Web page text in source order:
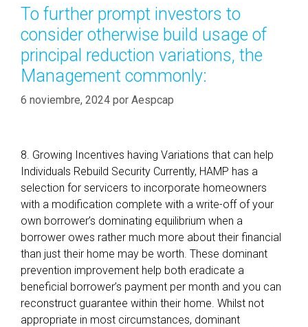
To further prompt investors to
consider otherwise build usage of
principal reduction variations, the
Management commonly:
6 noviembre, 2024 por Aespcap
8. Growing Incentives having Variations that can help
Individuals Rebuild Security Currently, HAMP has a
selection for servicers to incorporate homeowners
with a modification complete with a write-off of your
own borrower’s dominating equilibrium when a
borrower owes rather much more about their financial
than just their home may be worth. These dominant
prevention improvement help both eradicate a
beneficial borrower’s payment per month and you can
reconstruct guarantee within their home. Whilst not
appropriate in most circumstances, dominant